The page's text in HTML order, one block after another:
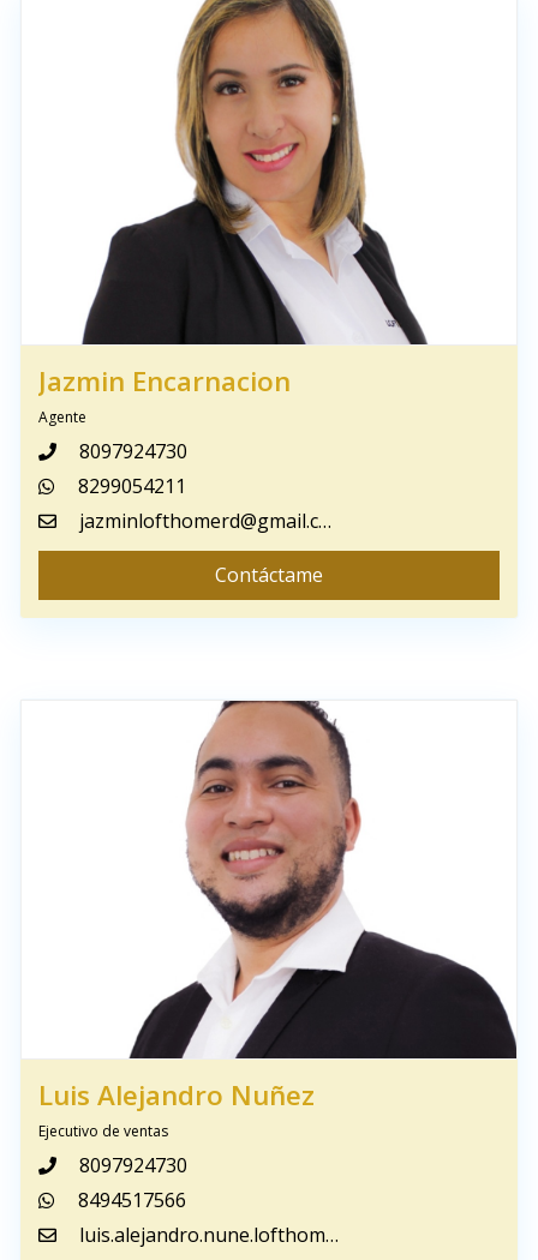
Jazmin Encarnacion
Agente
8097924730
8299054211
jazminlofthomerd@gmail.com
Contáctame
Luis Alejandro Nuñez
Ejecutivo de ventas
8097924730
8494517566
luis.alejandro.nune.lofthomerd@gmail.com